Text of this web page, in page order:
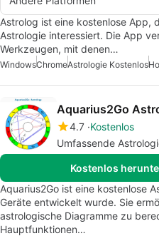
Astrolog ist eine kostenlose App,
Astrologie interessiert. Die App
Werkzeugen, mit denen…
WindowsChromeAstrologie Kostenlos
Aquarius2Go
4.7 Kostenlos
Umfassende
Kostenlos
Aquarius2Go ist eine kostenlose
Geräte entwickelt wurde. Sie
astrologische Diagramme zu
Hauptfunktionen…